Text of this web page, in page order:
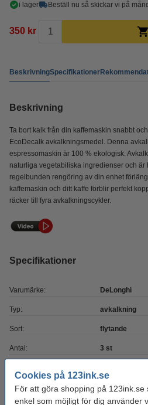
Cookies på 123ink.se
För att göra shopping på 123ink.se
enkel som möjligt för dig använder
i lager Beställ nu så skickar vi på
350 kr
BeskrivningSpecifikationer
Beskrivning
Ta bort kalk från din kaffemaskin snabbt
EcoDecalk avkalkningsmedel. Denna
espressomaskin är 100 % ekologisk.
naturliga vegetabiliska ingredienser och är
regelbunden rengöring av din enhet
kaffemaskin och ditt kaffe förblir perfekt
räcker till fyra avkalkningscykler.
Specifikationer
Varumärke: DeLonghi
Typ: avkalkning
Sort: flytande
Antal: 3 st
Extra info: